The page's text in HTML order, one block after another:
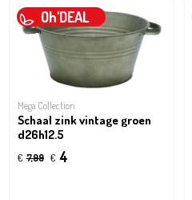
Oh'DEAL
Mega Collection
Schaal zink vintage groen
d26h12.5
€ 7,99 € 4